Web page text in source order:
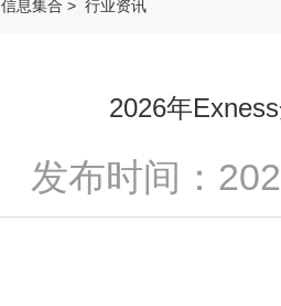
信息集合 > 行业资讯
2026年
发布时间：